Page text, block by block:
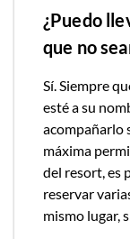
¿Puedo
que no
Sí. Siempre
esté a su
acompañarlo
máxima
del resort, es
reservar
mismo lugar,